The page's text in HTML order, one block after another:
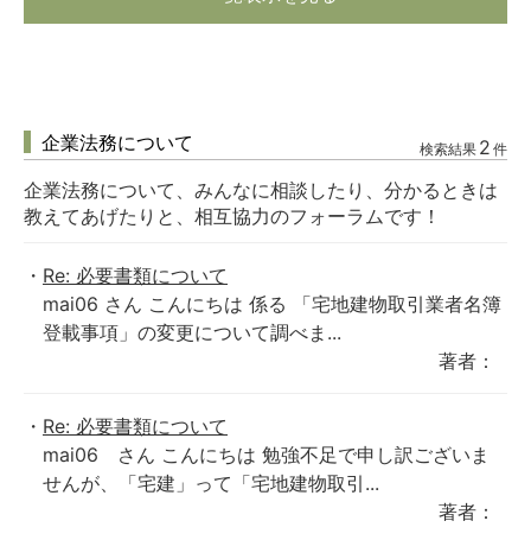
企業法務について 検索結果 2 件
企業法務について、みんなに相談したり、分かるときは
教えてあげたりと、相互協力のフォーラムです！
Re: 必要書類について
mai06 さん こんにちは 係る 「宅地建物取引業者名簿
登載事項」の変更について調べま...
著者：
Re: 必要書類について
mai06 さん こんにちは 勉強不足で申し訳ございま
せんが、「宅建」って「宅地建物取引...
著者：